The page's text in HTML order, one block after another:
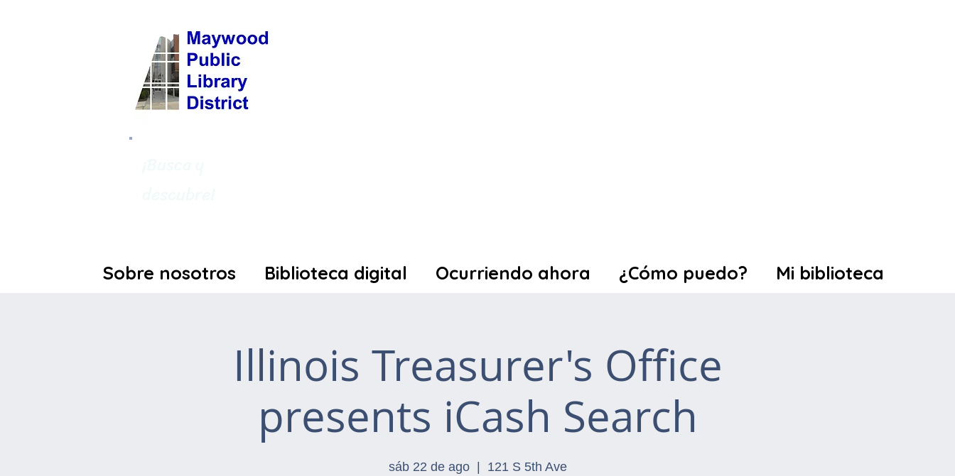
Sobre nosotros Biblioteca digital Ocurriendo ahora ¿Cómo puedo? Mi biblioteca
Illinois Treasurer's Office
presents iCash Search
sáb 22 de ago
  |
121 S 5th Ave